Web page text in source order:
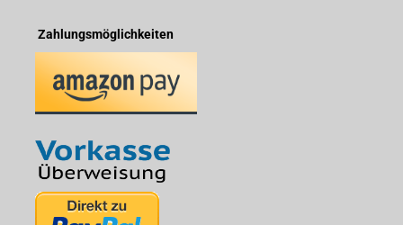
Zahlungsmöglichkeiten